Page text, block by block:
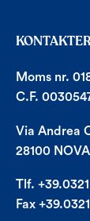
Moms nr.
C.F.
Via Andrea
28100
Tlf.
Fax